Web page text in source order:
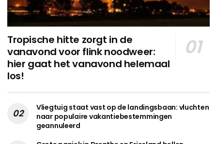
Tropische hitte zorgt in de
vanavond voor flink noodweer:
hier gaat het vanavond helemaal
los!
Vliegtuig staat vast op de landingsbaan: vluchten
naar populaire vakantiebestemmingen
geannuleerd